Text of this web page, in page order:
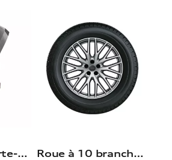
Coffre pour porte-vélos sur attelage Audi Roue à 10 branches en Y